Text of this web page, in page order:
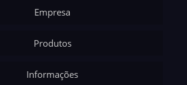
Empresa
Produtos
Informações